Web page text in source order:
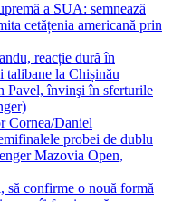
a SUA: semnează
cetățenia americană prin
reacție dură în
talibane la Chișinău
Pavel, învinşi în sferturile
Cornea/Daniel
probei de dublu
Mazovia Open,
să confirme o nouă formă